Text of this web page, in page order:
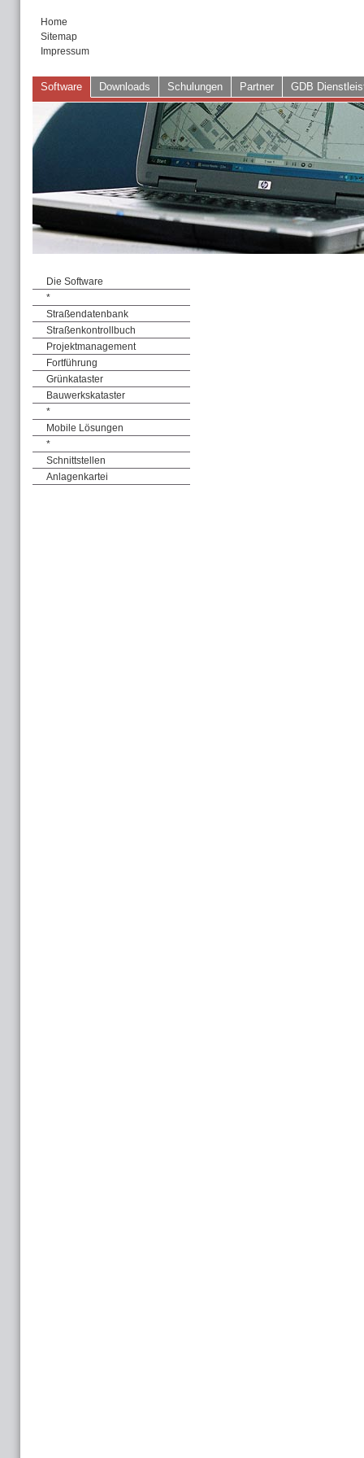
Home
Sitemap
Impressum
Software Downloads Schulungen Partner GDB
Die Software
*
Straßendatenbank
Straßenkontrollbuch
Projektmanagement
Fortführung
Grünkataster
Bauwerkskataster
*
Mobile Lösungen
*
Schnittstellen
Anlagenkartei